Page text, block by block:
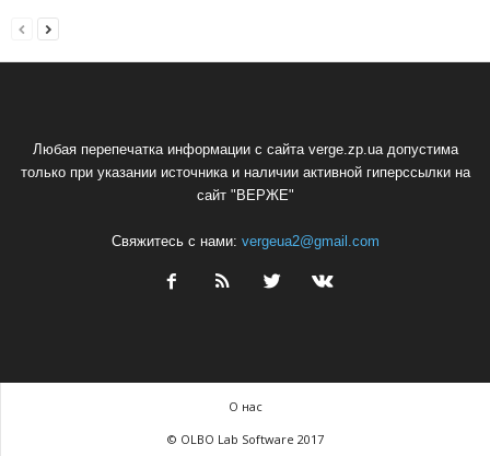
Любая перепечатка информации с сайта verge.zp.ua допустима
только при указании источника и наличии активной гиперссылки на
сайт "ВЕРЖЕ"
Свяжитесь с нами: vergeua2@gmail.com
О нас
© OLBO Lab Software 2017